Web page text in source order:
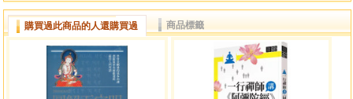
眾認識疾病真面目，庶幾大眾不再受疾病之威脅、恐嚇。
購買過此商品的人還購買過 商品標籤